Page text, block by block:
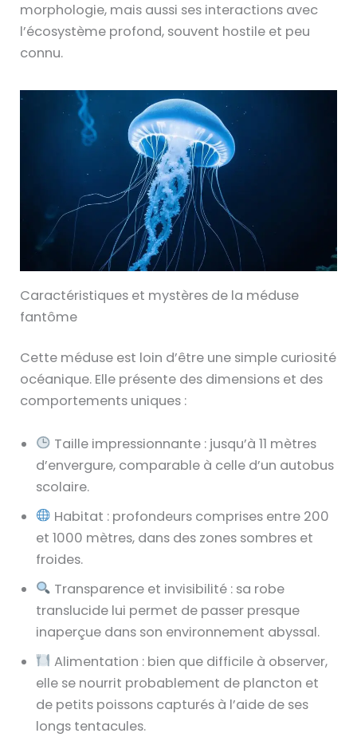
morphologie, mais aussi ses interactions avec
l’écosystème profond, souvent hostile et peu
connu.
Caractéristiques et mystères de la méduse
fantôme
Cette méduse est loin d’être une simple curiosité
océanique. Elle présente des dimensions et des
comportements uniques :
Taille impressionnante : jusqu’à 11 mètres
d’envergure, comparable à celle d’un autobus
scolaire.
Habitat : profondeurs comprises entre 200
et 1000 mètres, dans des zones sombres et
froides.
Transparence et invisibilité : sa robe
translucide lui permet de passer presque
inaperçue dans son environnement abyssal.
Alimentation : bien que difficile à observer,
elle se nourrit probablement de plancton et
de petits poissons capturés à l’aide de ses
longs tentacules.